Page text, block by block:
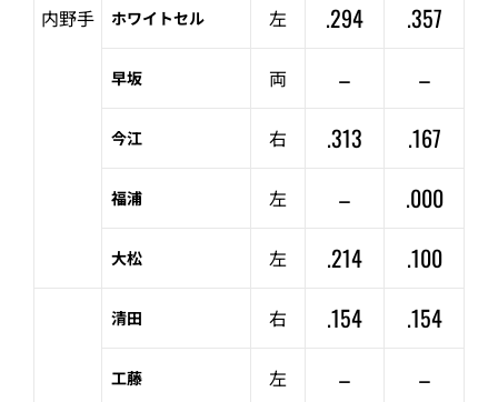
内野手 ホワイトセル 左 .294 .357
早坂 両 – –
今江 右 .313 .167
福浦 左 – .000
大松 左 .214 .100
清田 右 .154 .154
工藤 左 – –